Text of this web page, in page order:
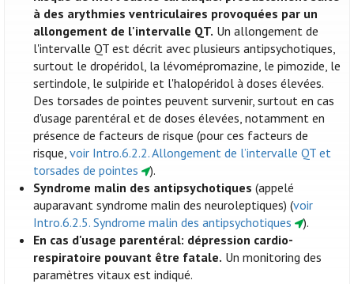
à des arythmies ventriculaires provoquées par un
allongement de l'intervalle QT. Un allongement de
l'intervalle QT est décrit avec plusieurs antipsychotiques,
surtout le dropéridol, la lévomépromazine, le pimozide, le
sertindole, le sulpiride et l'halopéridol à doses élevées.
Des torsades de pointes peuvent survenir, surtout en cas
d'usage parentéral et de doses élevées, notamment en
présence de facteurs de risque (pour ces facteurs de
risque,voir Intro.6.2.2. Allongement de l’intervalle QT et
torsades de pointes
).
Syndrome malin des antipsychotiques (appelé
auparavant syndrome malin des neuroleptiques) (voir
Intro.6.2.5. Syndrome malin des antipsychotiques
).
En cas d'usage parentéral: dépression cardio-
respiratoire pouvant être fatale. Un monitoring des
paramètres vitaux est indiqué.